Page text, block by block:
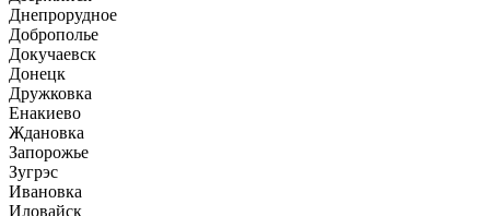
Днепрорудное
Доброполье
Докучаевск
Донецк
Дружковка
Енакиево
Ждановка
Запорожье
Зугрэс
Ивановка
Иловайск